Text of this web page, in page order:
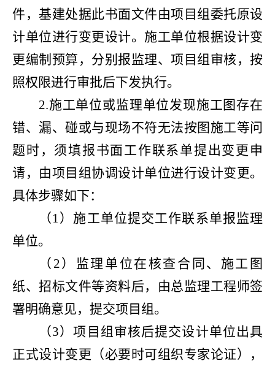
件，基建处据此书面文件由项目组委托原设
计单位进行变更设计。施工单位根据设计变
更编制预算，分别报监理、项目组审核，按
照权限进行审批后下发执行。
2.施工单位或监理单位发现施工图存在
错、漏、碰或与现场不符无法按图施工等问
题时，须填报书面工作联系单提出变更申
请，由项目组协调设计单位进行设计变更。
具体步骤如下：
（1）施工单位提交工作联系单报监理
单位。
（2）监理单位在核查合同、施工图
纸、招标文件等资料后，由总监理工程师签
署明确意见，提交项目组。
（3）项目组审核后提交设计单位出具
正式设计变更（必要时可组织专家论证），